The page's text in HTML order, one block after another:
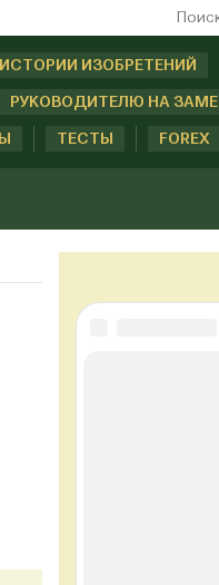
ИСТОРИИ ИЗОБРЕТЕНИЙ
РУКОВОДИТЕЛЮ НА
ТЕСТЫ FOREX